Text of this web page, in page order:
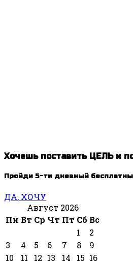
Хочешь поставить ЦЕЛЬ и
Пройди 5-ти дневный
ДА, ХОЧУ
Август 2026
Пн Вт Ср Чт Пт Сб Вс
1
2
3
4 5 6 7 8
9
10
11 12 13 14 15 16